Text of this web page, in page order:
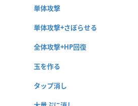
単体攻撃
単体攻撃+さぼらせる
全体攻撃+HP回復
玉を作る
タップ消し